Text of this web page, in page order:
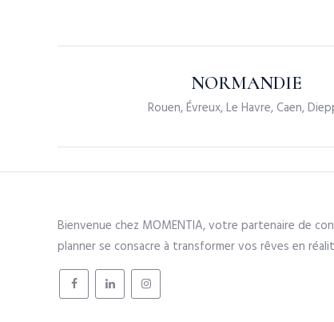
NORMANDIE
Rouen, Évreux, Le Havre, Caen,
Bienvenue chez MOMENTIA, votre partenaire de
planner se consacre à transformer vos rêves en